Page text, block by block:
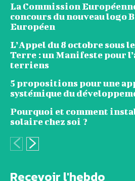
La Commission
concours du nouveau logo
Européen
L’Appel du 8 octobre sous
Terre : un Manifeste pour
terriens
5 propositions pour une
systémique du
Pourquoi et comment
solaire chez soi ?
Recevoir l'hebdo